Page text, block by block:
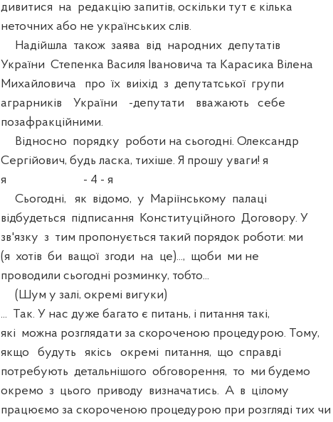
дивитися на редакцію запитів, оскільки тут є кілька
неточних або не українських слів.
Надійшла також заява від народних депутатів
України Степенка Василя Івановича та Карасика Вілена
Михайловича про їх виіхід з депутатської групи
аграрників України -депутати вважають себе
позафракційними.
Відносно порядку роботи на сьогодні. Олександр
Сергійович, будь ласка, тихіше. Я прошу уваги! я
я - 4 - я
Сьогодні, як відомо, у Маріїнському палаці
відбудеться підписання Конституційного Договору. У
зв'язку з тим пропонується такий порядок роботи: ми
(я хотів би ващої згоди на це)..., щоби ми не
проводили сьогодні розминку, тобто...
(Шум у залі, окремі вигуки)
... Так. У нас дуже багато є питань, і питання такі,
які можна розглядати за скороченою процедурою. Тому,
якщо будуть якісь окремі питання, що справді
потребують детальнішого обговорення, то ми будемо
окремо з цього приводу визначатись. А в цілому
працюємо за скороченою процедурою при розгляді тих чи